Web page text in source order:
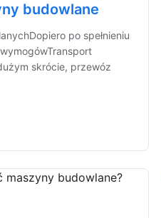
budowlane
po spełnieniu
skrócie, przewóz